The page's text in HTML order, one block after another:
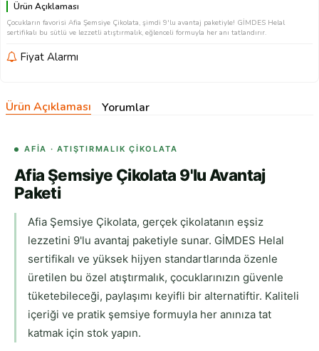
Ürün Açıklaması
Çocukların favorisi Afia Şemsiye Çikolata, şimdi 9'lu avantaj paketiyle! GİMDES Helal
sertifikalı bu sütlü ve lezzetli atıştırmalık, eğlenceli formuyla her anı tatlandırır.
Fiyat Alarmı
Ürün Açıklaması Yorumlar
AFIA · ATIŞTIRMALIK ÇIKOLATA
Afia Şemsiye Çikolata 9'lu Avantaj
Paketi
Afia Şemsiye Çikolata, gerçek çikolatanın eşsiz
lezzetini 9'lu avantaj paketiyle sunar. GİMDES Helal
sertifikalı ve yüksek hijyen standartlarında özenle
üretilen bu özel atıştırmalık, çocuklarınızın güvenle
tüketebileceği, paylaşımı keyifli bir alternatiftir. Kaliteli
içeriği ve pratik şemsiye formuyla her anınıza tat
katmak için stok yapın.